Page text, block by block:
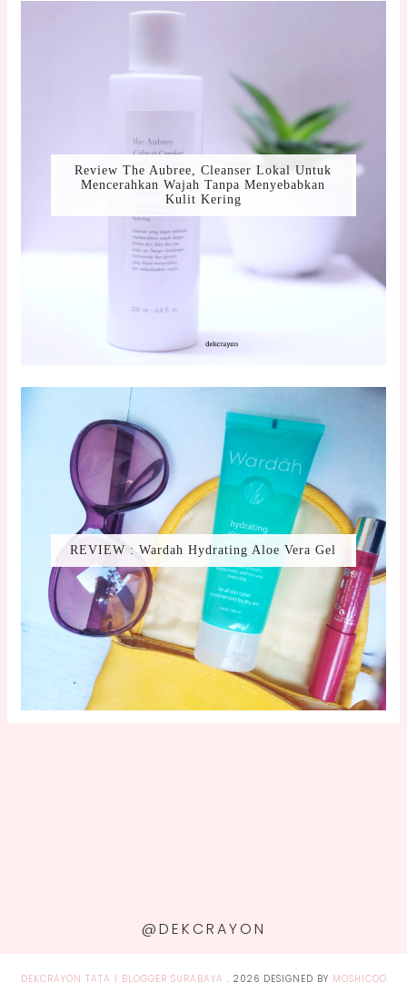
Review The Aubree, Cleanser Lokal Untuk
Mencerahkan Wajah Tanpa Menyebabkan
Kulit Kering
REVIEW : Wardah Hydrating Aloe Vera Gel
@DEKCRAYON
DEKCRAYON TATA | BLOGGER SURABAYA . 2026 DESIGNED BY MOSHICOO